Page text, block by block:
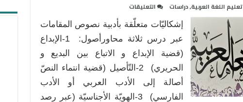
تعليم اللغة العربية,دراسات التعليقات
بحث
حول
ثلاث
قضايا
تتعلق
بأدبية
مجاميع
نصوص
إشكاليّات متعلّقة بأدبية نصوص المقامات
عبر درس ثلاثة محاورأصول: 1-الإبداع
(قضية الإبداع و الاتباع بين البديع و
الحريري) 2-التّأصيل (قضية انتماء النصّ
أصالة إلى الأدب العربي أو الأدب
الفارسي) 3-الهويّة الأجناسيّة (عبر رصد